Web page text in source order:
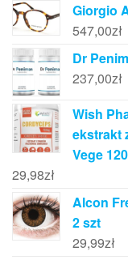
Giorgio
547,00zł
Dr
237,00zł
Wish
ekstrakt
Vege
29,98zł
Alcon
2 szt
29,99zł